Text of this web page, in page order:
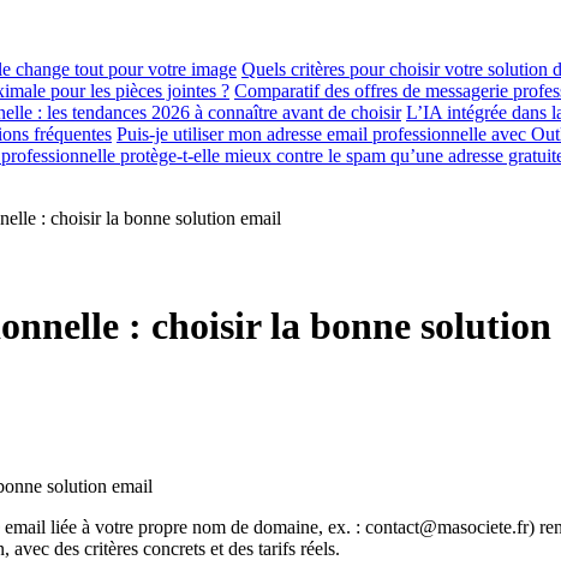
change tout pour votre image Quels critères pour choisir votre solution
pour les pièces jointes ? Comparatif des offres de messagerie
: les tendances 2026 à connaître avant de choisir L’IA intégrée dans
fréquentes Puis-je utiliser mon adresse email professionnelle avec
protège-t-elle mieux contre le spam qu’une adresse
: choisir la bonne solution email
: choisir la bonne
email liée à votre propre nom de domaine, ex. : contact@masociete.fr)
des critères concrets et des tarifs réels.